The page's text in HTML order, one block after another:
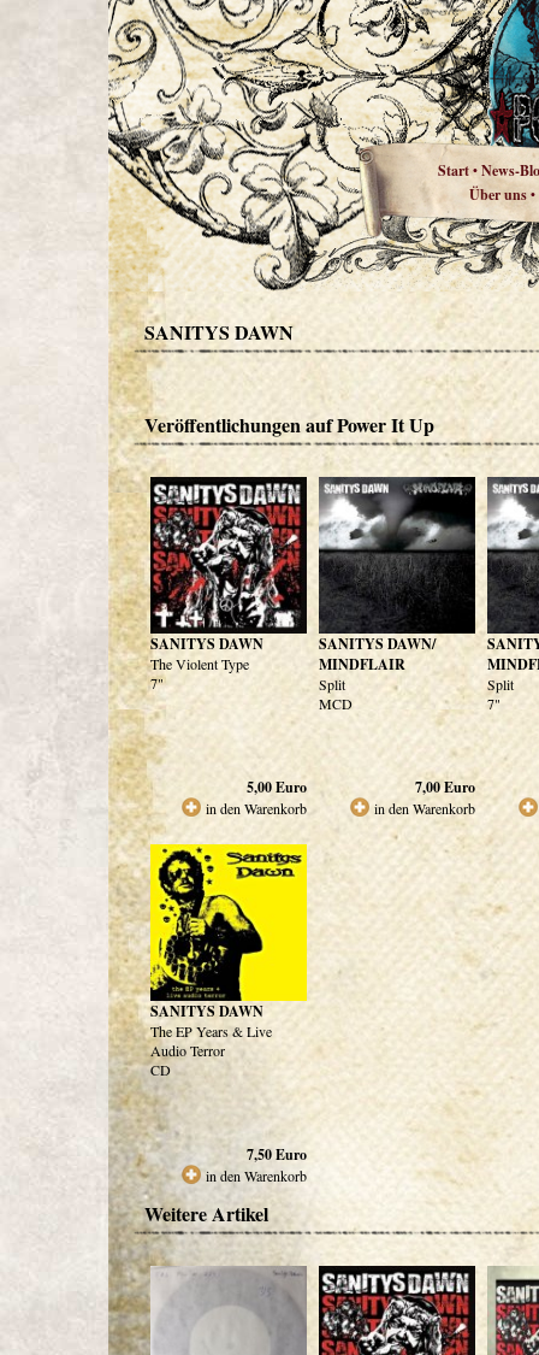
Start•News-
Über uns•
SANITYS DAWN
Veröffentlichungen auf Power It Up
SANITYS DAWN
The Violent Type
7"
5,00Euro
in den Warenkorb
SANITYS DAWN/
MINDFLAIR
Split
MCD
7,00Euro
in den Warenkorb
Split
7"
SANITYS DAWN
The EP Years & Live
Audio Terror
CD
7,50Euro
in den Warenkorb
Weitere Artikel